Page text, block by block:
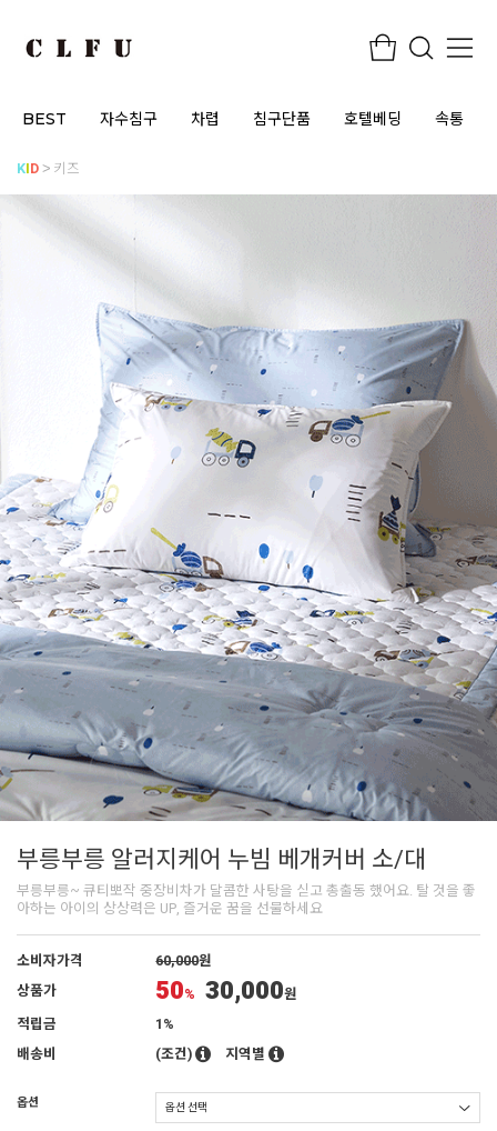
BEST 자수침구 차렵 침구단품 호텔베딩 속통
KID 키즈
부릉부릉 알러지케어 누빔 베개커버 소/대
부릉부릉~ 큐티뽀작 중장비차가 달콤한 사탕을 싣고 총출동 했어요. 탈 것을 좋
아하는 아이의 상상력은 UP, 즐거운 꿈을 선물하세요
소비자가격 60,000원
상품가
50% 30,000원
적립금
1%
배송비
(조건) 지역별
옵션